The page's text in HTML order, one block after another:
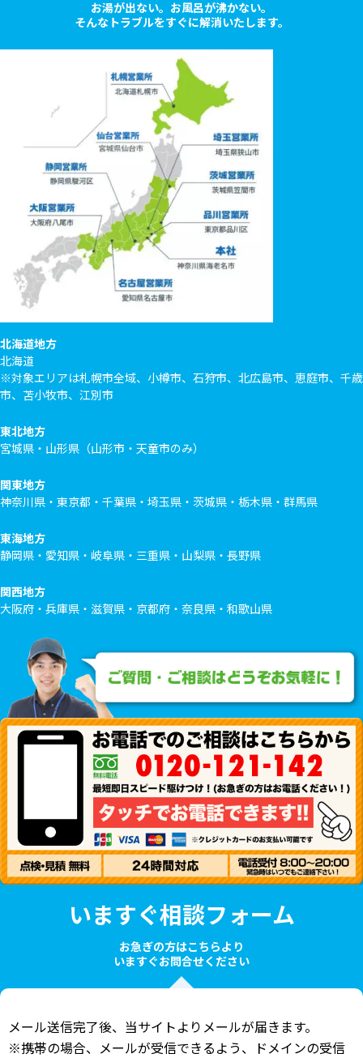
お湯が出ない。お風呂が沸かない。
そんなトラブルをすぐに解消いたします。
北海道地方
北海道
※対象エリアは札幌市全域、小樽市、石狩市、北広島市、恵庭市、千歳
市、苫小牧市、江別市
東北地方
宮城県・山形県（山形市・天童市のみ）
関東地方
神奈川県・東京都・千葉県・埼玉県・茨城県・栃木県・群馬県
東海地方
静岡県・愛知県・岐阜県・三重県・山梨県・長野県
関西地方
大阪府・兵庫県・滋賀県・京都府・奈良県・和歌山県
いますぐ相談フォーム
お急ぎの方はこちらより
いますぐお問合せください
メール送信完了後、当サイトよりメールが届きます。
※携帯の場合、メールが受信できるよう、ドメインの受信